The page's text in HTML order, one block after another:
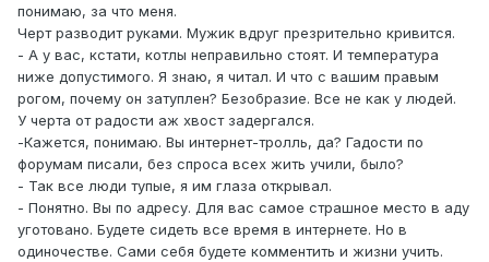
понимаю, за что меня.
Черт разводит руками. Мужик вдруг презрительно кривится.
- А у вас, кстати, котлы неправильно стоят. И температура
ниже допустимого. Я знаю, я читал. И что с вашим правым
рогом, почему он затуплен? Безобразие. Все не как у людей.
У черта от радости аж хвост задергался.
-Кажется, понимаю. Вы интернет-тролль, да? Гадости по
форумам писали, без спроса всех жить учили, было?
- Так все люди тупые, я им глаза открывал.
- Понятно. Вы по адресу. Для вас самое страшное место в аду
уготовано. Будете сидеть все время в интернете. Но в
одиночестве. Сами себя будете комментить и жизни учить.